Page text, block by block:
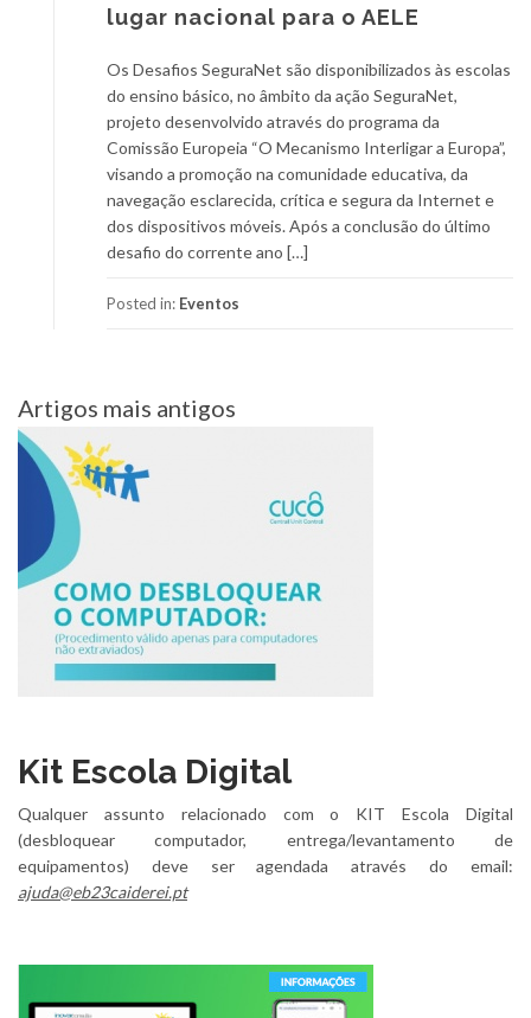
lugar nacional para o AELE
Os Desafios SeguraNet são disponibilizados às escolas
do ensino básico, no âmbito da ação SeguraNet,
projeto desenvolvido através do programa da
Comissão Europeia “O Mecanismo Interligar a Europa”,
visando a promoção na comunidade educativa, da
navegação esclarecida, crítica e segura da Internet e
dos dispositivos móveis. Após a conclusão do último
desafio do corrente ano […]
Posted in: Eventos
Navegação
de
artigos
Artigos mais antigos
Kit Escola Digital
Qualquer assunto relacionado com o KIT Escola Digital
(desbloquear computador, entrega/levantamento de
equipamentos) deve ser agendada através do email:
ajuda@eb23caiderei.pt